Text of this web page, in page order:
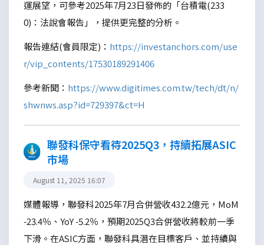
運展望，可參考2025年7月23日發佈的「台積電(233
0)：法說會報告」，提供更完整的分析。
報告連結(會員限定)： https://investanchors.com/use
r/vip_contents/17530189291406
參考新聞： https://www.digitimes.com.tw/tech/dt/n/
shwnws.asp?id=729397&ct=H
聯發科保守看待2025Q3，持續拓展ASIC
市場
August 11, 2025 16:07
媒體報導，聯發科2025年7月合併營收432.2億元，MoM
-23.4％、YoY -5.2％，預期2025Q3合併營收將較前一季
下滑。在ASIC方面，聯發科具潛在目標客戶、並持續與